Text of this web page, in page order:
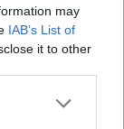
may
IAB’s List of
it to other
0 reacties